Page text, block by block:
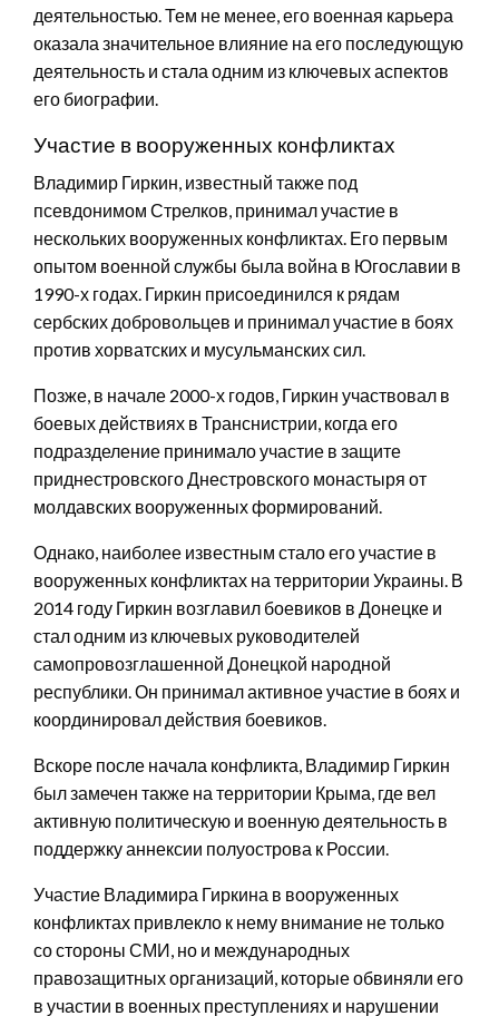
деятельностью. Тем не менее, его военная карьера
оказала значительное влияние на его последующую
деятельность и стала одним из ключевых аспектов
его биографии.
Участие в вооруженных конфликтах
Владимир Гиркин, известный также под
псевдонимом Стрелков, принимал участие в
нескольких вооруженных конфликтах. Его первым
опытом военной службы была война в Югославии в
1990-х годах. Гиркин присоединился к рядам
сербских добровольцев и принимал участие в боях
против хорватских и мусульманских сил.
Позже, в начале 2000-х годов, Гиркин участвовал в
боевых действиях в Транснистрии, когда его
подразделение принимало участие в защите
приднестровского Днестровского монастыря от
молдавских вооруженных формирований.
Однако, наиболее известным стало его участие в
вооруженных конфликтах на территории Украины. В
2014 году Гиркин возглавил боевиков в Донецке и
стал одним из ключевых руководителей
самопровозглашенной Донецкой народной
республики. Он принимал активное участие в боях и
координировал действия боевиков.
Вскоре после начала конфликта, Владимир Гиркин
был замечен также на территории Крыма, где вел
активную политическую и военную деятельность в
поддержку аннексии полуострова к России.
Участие Владимира Гиркина в вооруженных
конфликтах привлекло к нему внимание не только
со стороны СМИ, но и международных
правозащитных организаций, которые обвиняли его
в участии в военных преступлениях и нарушении